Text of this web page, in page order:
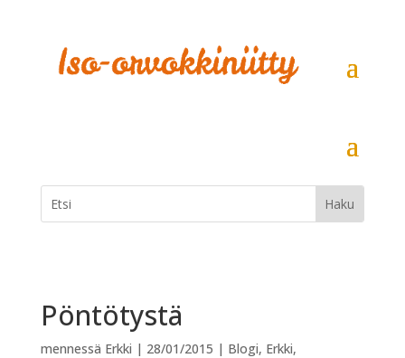
Pöntötystä
mennessä Erkki | 28/01/2015 | Blogi, Erkki,